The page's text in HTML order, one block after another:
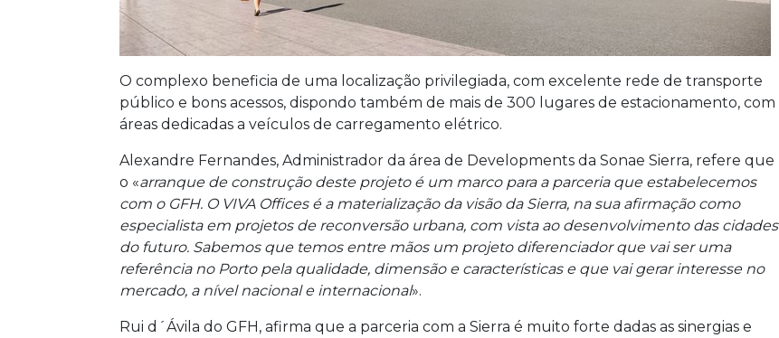
O complexo beneficia de uma localização privilegiada, com excelente rede de transporte
público e bons acessos, dispondo também de mais de 300 lugares de estacionamento, com
áreas dedicadas a veículos de carregamento elétrico.
Alexandre Fernandes, Administrador da área de Developments da Sonae Sierra, refere que
o «arranque de construção deste projeto é um marco para a parceria que estabelecemos
com o GFH. O VIVA Offices é a materialização da visão da Sierra, na sua afirmação como
especialista em projetos de reconversão urbana, com vista ao desenvolvimento das cidades
do futuro. Sabemos que temos entre mãos um projeto diferenciador que vai ser uma
referência no Porto pela qualidade, dimensão e características e que vai gerar interesse no
mercado, a nível nacional e internacional».
Rui d´Ávila do GFH, afirma que a parceria com a Sierra é muito forte dadas as sinergias e